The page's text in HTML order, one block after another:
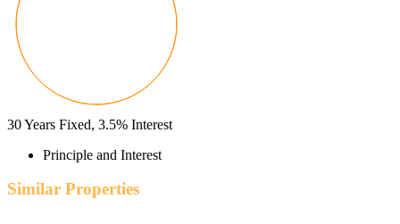
30Years Fixed, 3.5% Interest
Principle and Interest
Similar Properties